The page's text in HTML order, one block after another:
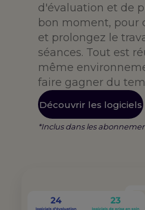
d'évaluation et de
bon moment, pour
et prolongez le
séances. Tout est
même
faire gagner du
Découvrir les logiciels
*Inclus dans les